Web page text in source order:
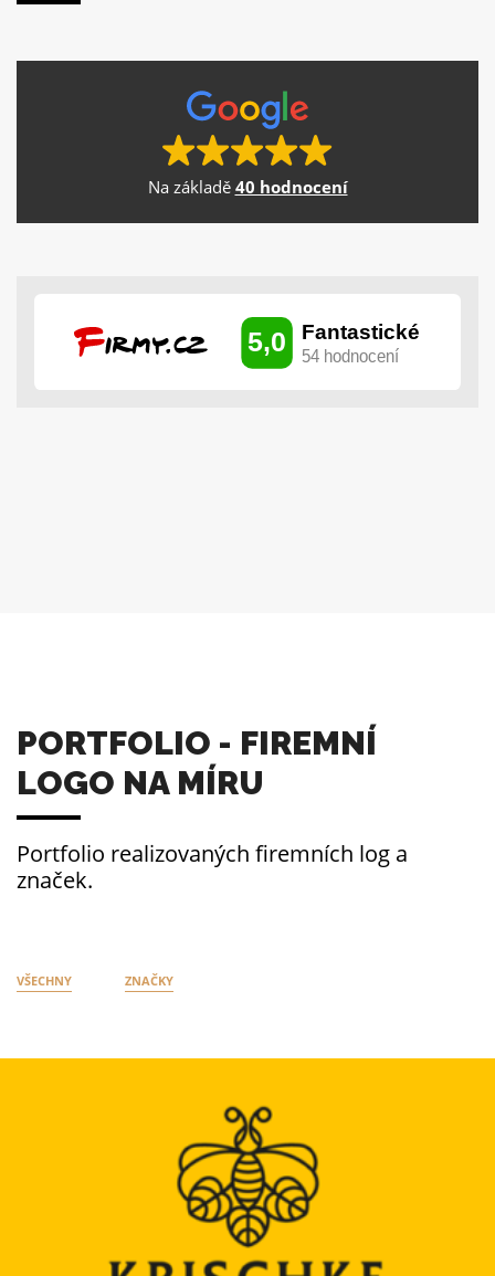
Na základě 40 hodnocení
PORTFOLIO - FIREMNÍ
LOGO NA MÍRU
Portfolio realizovaných firemních log a
značek.
VŠECHNY ZNAČKY